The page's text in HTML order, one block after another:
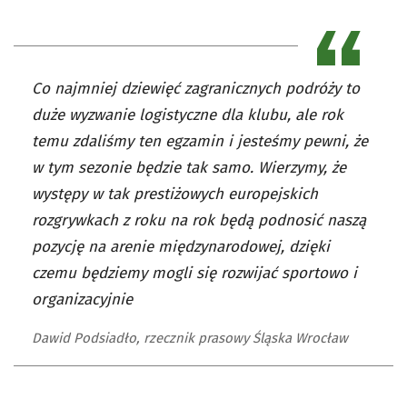
Co najmniej dziewięć zagranicznych podróży to
duże wyzwanie logistyczne dla klubu, ale rok
temu zdaliśmy ten egzamin i jesteśmy pewni, że
w tym sezonie będzie tak samo. Wierzymy, że
występy w tak prestiżowych europejskich
rozgrywkach z roku na rok będą podnosić naszą
pozycję na arenie międzynarodowej, dzięki
czemu będziemy mogli się rozwijać sportowo i
organizacyjnie
Dawid Podsiadło, rzecznik prasowy Śląska Wrocław